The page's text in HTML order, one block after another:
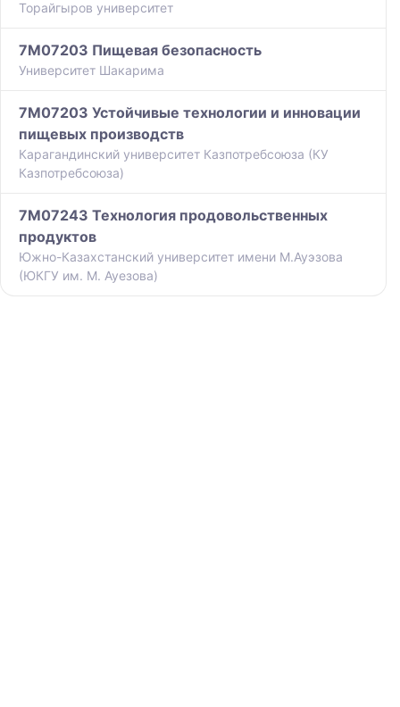
Торайгыров университет
7M07203 Пищевая безопасность
Университет Шакарима
7M07203 Устойчивые технологии и инновации
пищевых производств
Карагандинский университет Казпотребсоюза (КУ
Казпотребсоюза)
7M07243 Технология продовольственных
продуктов
Южно-Казахстанский университет имени М.Ауэзова
(ЮКГУ им. М. Ауезова)